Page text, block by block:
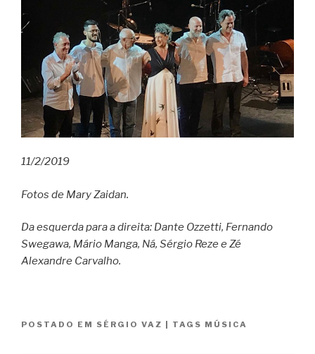
11/2/2019
Fotos de Mary Zaidan.
Da esquerda para a direita: Dante Ozzetti, Fernando
Swegawa, Mário Manga, Ná, Sérgio Reze e Zé
Alexandre Carvalho.
POSTADO EM SÉRGIO VAZ TAGS MÚSICA